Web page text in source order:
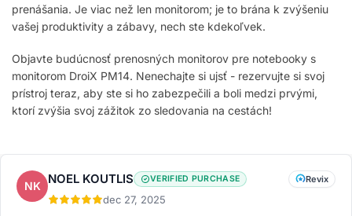
prenášania. Je viac než len monitorom; je to brána k zvýšeniu
vašej produktivity a zábavy, nech ste kdekoľvek.
Objavte budúcnosť prenosných monitorov pre notebooky s
monitorom DroiX PM14. Nenechajte si ujsť - rezervujte si svoj
prístroj teraz, aby ste si ho zabezpečili a boli medzi prvými,
ktorí zvýšia svoj zážitok zo sledovania na cestách!
NK NOEL KOUTLIS VERIFIED PURCHASE
dec 27, 2025
Revix